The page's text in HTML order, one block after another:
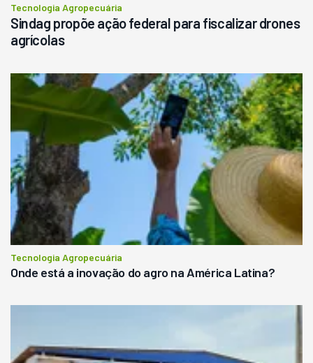
Tecnologia Agropecuária
Sindag propõe ação federal para fiscalizar drones
agrícolas
Tecnologia Agropecuária
Onde está a inovação do agro na América Latina?